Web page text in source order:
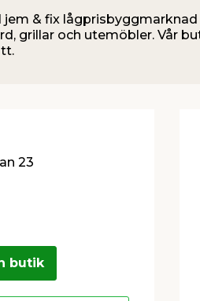
& fix lågprisbyggmarknad
grillar och utemöbler. Vår
23
butik